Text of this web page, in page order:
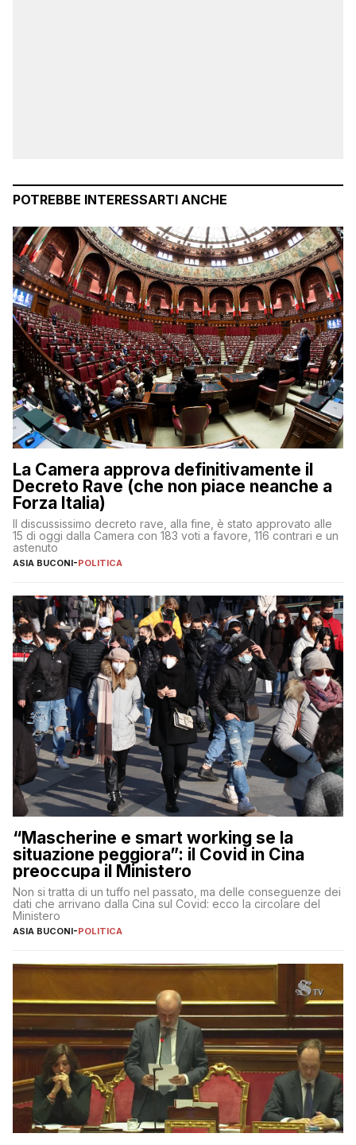
POTREBBE INTERESSARTI ANCHE
La Camera approva definitivamente il
Decreto Rave (che non piace neanche a
Forza Italia)
Il discussissimo decreto rave, alla fine, è stato approvato alle
15 di oggi dalla Camera con 183 voti a favore, 116 contrari e un
astenuto
ASIA BUCONI-POLITICA
“Mascherine e smart working se la
situazione peggiora”: il Covid in Cina
preoccupa il Ministero
Non si tratta di un tuffo nel passato, ma delle conseguenze dei
dati che arrivano dalla Cina sul Covid: ecco la circolare del
Ministero
ASIA BUCONI-POLITICA